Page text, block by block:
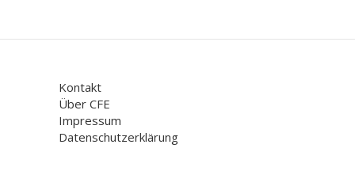
Kontakt
Über CFE
Impressum
Datenschutzerklärung